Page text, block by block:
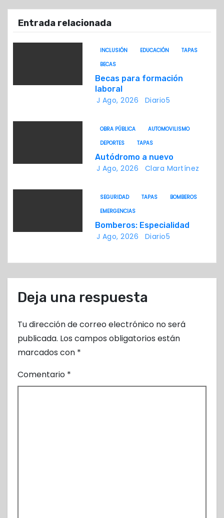
i
e
t
s
Entrada relacionada
INCLUSIÓN EDUCACIÓN
TAPAS
BECAS
Becas para formación
laboral
J Ago, 2026 Diario5
OBRA PÚBLICA
AUTOMOVILISMO
DEPORTES
TAPAS
Autódromo a nuevo
J Ago, 2026 Clara Martínez
SEGURIDAD TAPAS
BOMBEROS
EMERGENCIAS
Bomberos: Especialidad
J Ago, 2026 Diario5
Deja una respuesta
Tu dirección de correo electrónico no será
publicada. Los campos obligatorios están
marcados con *
Comentario *